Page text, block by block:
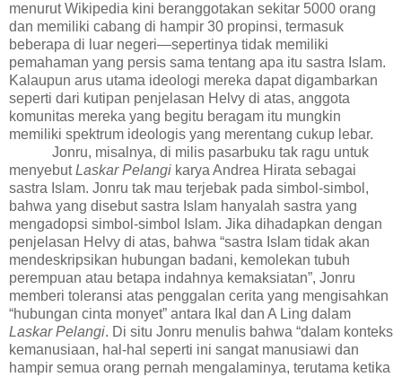
menurut Wikipedia kini beranggotakan sekitar 5000 orang
dan memiliki cabang di hampir 30 propinsi, termasuk
beberapa di luar negeri—sepertinya tidak memiliki
pemahaman yang persis sama tentang apa itu sastra Islam.
Kalaupun arus utama ideologi mereka dapat digambarkan
seperti dari kutipan penjelasan Helvy di atas, anggota
komunitas mereka yang begitu beragam itu mungkin
memiliki spektrum ideologis yang merentang cukup lebar.
Jonru, misalnya, di milis pasarbuku tak ragu untuk
menyebutLaskar Pelangi karya Andrea Hirata sebagai
sastra Islam. Jonru tak mau terjebak pada simbol-simbol,
bahwa yang disebut sastra Islam hanyalah sastra yang
mengadopsi simbol-simbol Islam. Jika dihadapkan dengan
penjelasan Helvy di atas, bahwa “sastra Islam tidak akan
mendeskripsikan hubungan badani, kemolekan tubuh
perempuan atau betapa indahnya kemaksiatan”, Jonru
memberi toleransi atas penggalan cerita yang mengisahkan
“hubungan cinta monyet” antara
Ikal dan A Ling dalam
Laskar Pelangi. Di situ Jonru menulis bahwa “dalam konteks
kemanusiaan, hal-hal seperti ini sangat manusiawi dan
hampir semua orang pernah mengalaminya, terutama ketika